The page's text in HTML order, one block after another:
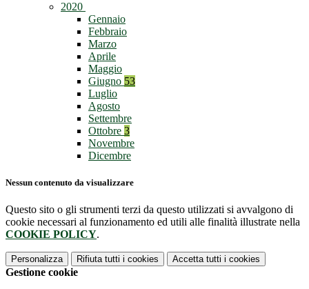
2020
Gennaio
Febbraio
Marzo
Aprile
Maggio
Giugno 53
Luglio
Agosto
Settembre
Ottobre 3
Novembre
Dicembre
Nessun contenuto da visualizzare
Questo sito o gli strumenti terzi da questo utilizzati si avvalgono di
cookie necessari al funzionamento ed utili alle finalità illustrate nella
COOKIE POLICY.
Personalizza Rifiuta tutti i cookies Accetta tutti i cookies
Gestione cookie